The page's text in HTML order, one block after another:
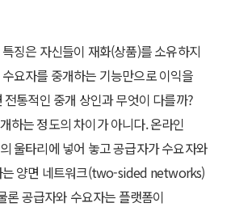
징은 자신들이 재화(상품)를 소유하지
요자를 중개하는 기능만으로 이익을
통적인 중개 상인과 무엇이 다를까?
하는 정도의 차이가 아니다. 온라인
울타리에 넣어 놓고 공급자가 수요자와
는 양면 네트워크(two-sided networks)
론 공급자와 수요자는 플랫폼이